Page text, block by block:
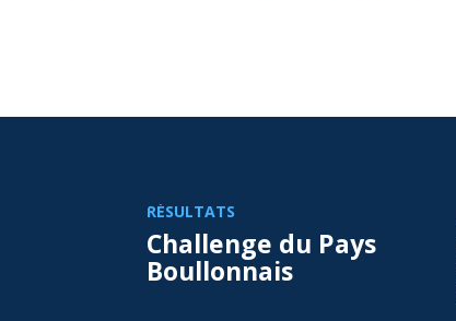
RÉSULTATS
Challenge du Pays
Boullonnais